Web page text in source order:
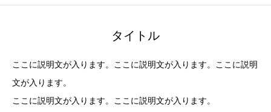
タイトル
ここに説明文が入ります。ここに説明文が入ります。ここに説明
文が入ります。
ここに説明文が入ります。ここに説明文が入ります。